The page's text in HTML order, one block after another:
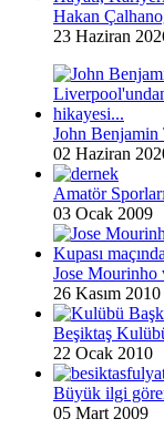
Hakan
23 Haziran
John
02 Haziran
Amatör
03 Ocak 2009
Jose Mourinho
26 Kasım 2010
Beşiktaş
22 Ocak 2010
Büyük ilgi
05 Mart 2009